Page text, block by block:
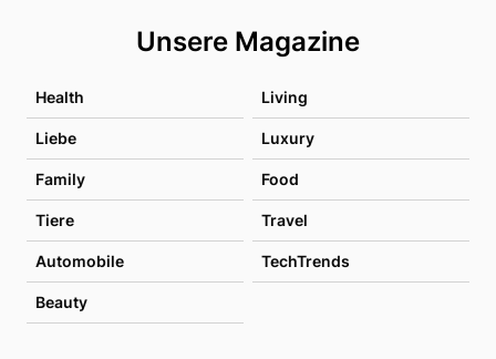
Unsere Magazine
Health Living
Liebe Luxury
Family Food
Tiere Travel
Automobile TechTrends
Beauty